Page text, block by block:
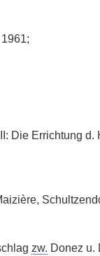
Die Errichtung d.
zw. Donez u.